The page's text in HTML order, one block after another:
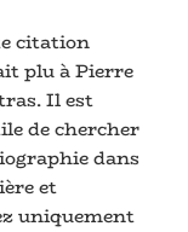
citation
plu à Pierre
Il est
de chercher
dans
et
uniquement